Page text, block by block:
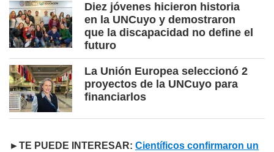
Diez jóvenes hicieron historia
en la UNCuyo y demostraron
que la discapacidad no define el
futuro
La Unión Europea seleccionó 2
proyectos de la UNCuyo para
financiarlos
►TE PUEDE INTERESAR: Científicos confirmaron un